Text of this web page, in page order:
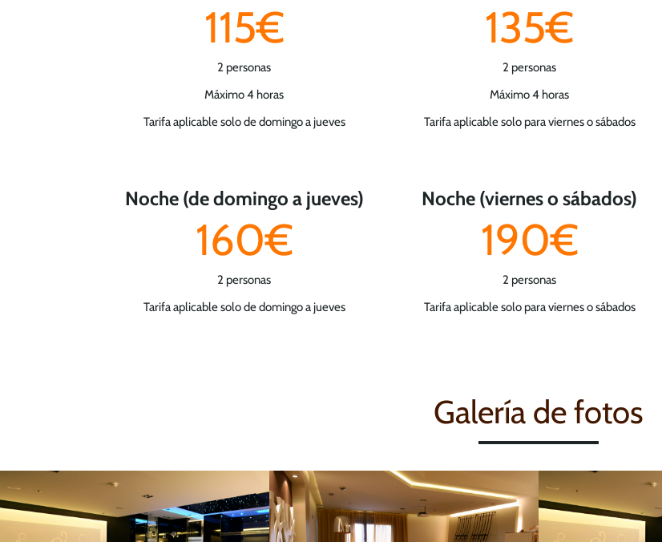
115€
2 personas
Máximo 4 horas
Tarifa aplicable solo de domingo a jueves
135€
2 personas
Máximo 4 horas
Tarifa aplicable solo para viernes o sábados
Noche (de domingo a jueves)
160€
2 personas
Tarifa aplicable solo de domingo a jueves
Noche (viernes o sábados)
190€
2 personas
Tarifa aplicable solo para viernes o sábados
Galería de fotos